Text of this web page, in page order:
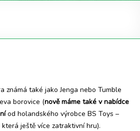
známá také jako Jenga nebo Tumble
borovice (nově máme také v nabídce
od holandského výrobce BS Toys –
ještě více zatraktivní hru).